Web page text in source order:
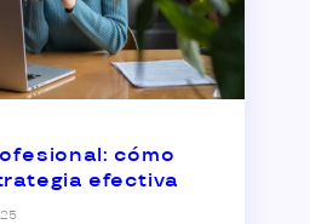
cómo
efectiva